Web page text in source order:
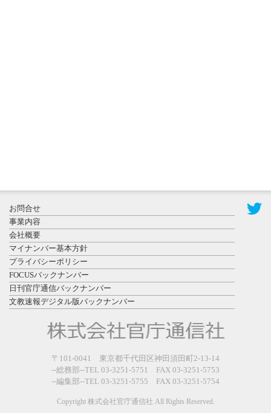
登録有形文
化財となっ
た東北大植
物園八...
日更新
県警等と大
規模災害時
締結し...
お問合せ
事業内容
会社概要
マイナンバー基本方針
プライバシーポリシー
FOCUSバックナンバー
日刊官庁通信バックナンバー
文教速報デジタル版バックナンバー
〒101-0041 東京都千代田区神田須田町2-13-14
--総務部--TEL 03-3251-5751 FAX 03-3251-5753
--編集部--TEL 03-3251-5755 FAX 03-3251-5754
Copyright 株式会社官庁通信社 All Rights Reserved.